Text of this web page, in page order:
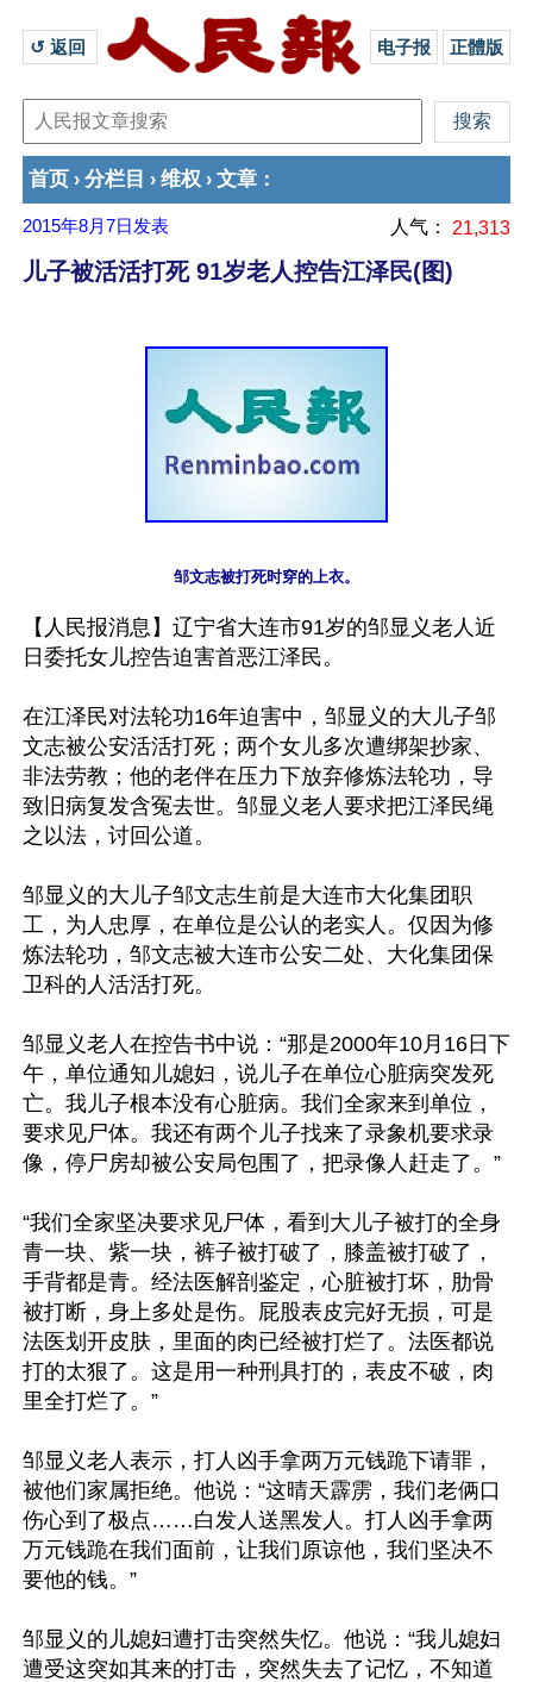
↺ 返回 电子报 正體版
首页 › 分栏目 › 维权 › 文章 ：
2015年8月7日 发表 人气： 21,313
儿子被活活打死 91岁老人控告江泽民(图)
【人民报消息】辽宁省大连市91岁的邹显义老人近
日委托女儿控告迫害首恶江泽民。
在江泽民对法轮功16年迫害中，邹显义的大儿子邹
文志被公安活活打死；两个女儿多次遭绑架抄家、
非法劳教；他的老伴在压力下放弃修炼法轮功，导
致旧病复发含冤去世。邹显义老人要求把江泽民绳
之以法，讨回公道。
邹显义的大儿子邹文志生前是大连市大化集团职
工，为人忠厚，在单位是公认的老实人。仅因为修
炼法轮功，邹文志被大连市公安二处、大化集团保
卫科的人活活打死。
邹显义老人在控告书中说：“那是2000年10月16日下
午，单位通知儿媳妇，说儿子在单位心脏病突发死
亡。我儿子根本没有心脏病。我们全家来到单位，
要求见尸体。我还有两个儿子找来了录象机要求录
像，停尸房却被公安局包围了，把录像人赶走了。”
“我们全家坚决要求见尸体，看到大儿子被打的全身
青一块、紫一块，裤子被打破了，膝盖被打破了，
手背都是青。经法医解剖鉴定，心脏被打坏，肋骨
被打断，身上多处是伤。屁股表皮完好无损，可是
法医划开皮肤，里面的肉已经被打烂了。法医都说
打的太狠了。这是用一种刑具打的，表皮不破，肉
里全打烂了。”
邹显义老人表示，打人凶手拿两万元钱跪下请罪，
被他们家属拒绝。他说：“这晴天霹雳，我们老俩口
伤心到了极点……白发人送黑发人。打人凶手拿两
万元钱跪在我们面前，让我们原谅他，我们坚决不
要他的钱。”
邹显义的儿媳妇遭打击突然失忆。他说：“我儿媳妇
遭受这突如其来的打击，突然失去了记忆，不知道